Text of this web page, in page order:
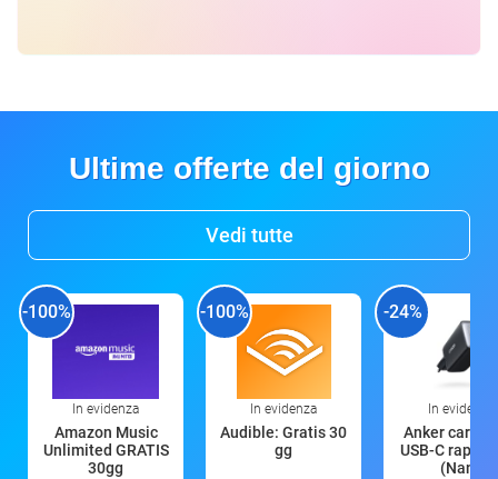
Ultime offerte del giorno
Vedi tutte
-100%
In evidenza
Amazon Music
Unlimited GRATIS
30gg
-100%
In evidenza
Audible: Gratis 30
gg
-24%
In evidenza
Anker
USB-C rapido
(Nano